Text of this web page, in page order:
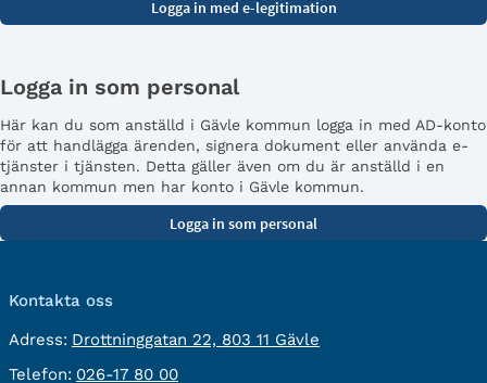
Logga in som personal
Här kan du som anställd i Gävle kommun logga in med AD-konto
för att handlägga ärenden, signera dokument eller använda e-
tjänster i tjänsten. Detta gäller även om du är anställd i en
annan kommun men har konto i Gävle kommun.
Kontakta oss
Adress: besöksadress:
Drottninggatan 22, 803 11 Gävle
Telefon: Telefon:
026-17 80 00